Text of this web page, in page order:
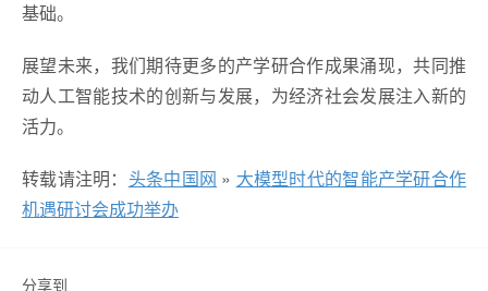
基础。
展望未来，我们期待更多的产学研合作成果涌现，共同推
动人工智能技术的创新与发展，为经济社会发展注入新的
活力。
转载请注明： 头条中国网 » 大模型时代的智能产学研合作
机遇研讨会成功举办
分享到